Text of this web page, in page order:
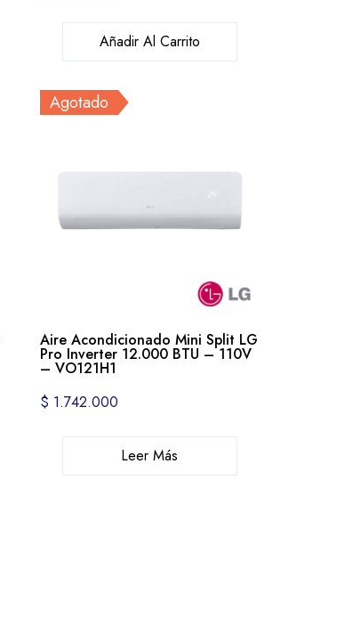
Añadir Al Carrito
Agotado
Aire Acondicionado Mini Split LG
Pro Inverter 12.000 BTU – 110V
– VO121H1
$ 1.742.000
Leer Más